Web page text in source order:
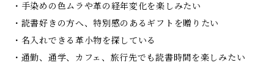
・手染めの色ムラや革の経年変化を楽しみたい
・読書好きの方へ、特別感のあるギフトを贈りたい
・名入れできる革小物を探している
・通勤、通学、カフェ、旅行先でも読書時間を楽しみたい